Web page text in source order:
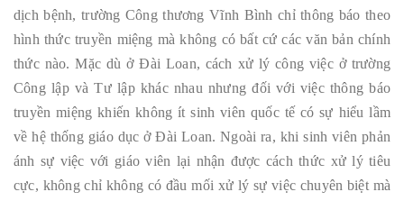
dịch bệnh, trường Công thương Vĩnh Bình chỉ thông báo theo
hình thức truyền miệng mà không có bất cứ các văn bản chính
thức nào. Mặc dù ở Đài Loan, cách xử lý công việc ở trường
Công lập và Tư lập khác nhau nhưng đối với việc thông báo
truyền miệng khiến không ít sinh viên quốc tế có sự hiểu lầm
về hệ thống giáo dục ở Đài Loan. Ngoài ra, khi sinh viên phản
ánh sự việc với giáo viên lại nhận được cách thức xử lý tiêu
cực, không chỉ không có đầu mối xử lý sự việc chuyên biệt mà